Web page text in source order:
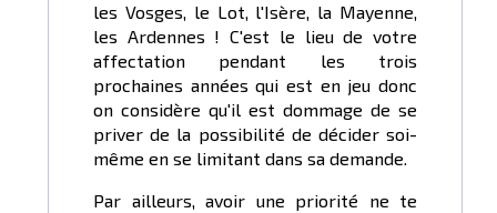
les Vosges, le Lot, l'Isère, la Mayenne,
les Ardennes ! C'est le lieu de votre
affectation pendant les trois
prochaines années qui est en jeu donc
on considère qu'il est dommage de se
priver de la possibilité de décider soi-
même en se limitant dans sa demande.
Par ailleurs, avoir une priorité ne te